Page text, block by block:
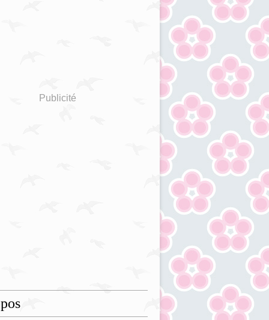
Publicité